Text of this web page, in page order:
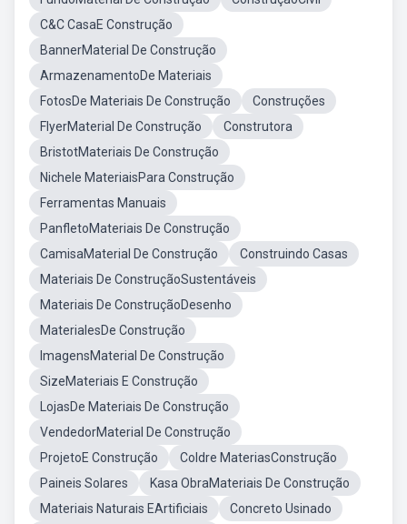
C&C CasaE Construção
BannerMaterial De Construção
ArmazenamentoDe Materiais
FotosDe Materiais De Construção
Construções
FlyerMaterial De Construção
Construtora
BristotMateriais De Construção
Nichele MateriaisPara Construção
Ferramentas Manuais
PanfletoMateriais De Construção
CamisaMaterial De Construção
Construindo Casas
Materiais De ConstruçãoSustentáveis
Materiais De ConstruçãoDesenho
MaterialesDe Construção
ImagensMaterial De Construção
SizeMateriais E Construção
LojasDe Materiais De Construção
VendedorMaterial De Construção
ProjetoE Construção
Coldre MateriasConstrução
Paineis Solares
Kasa ObraMateriais De Construção
Materiais Naturais EArtificiais
Concreto Usinado